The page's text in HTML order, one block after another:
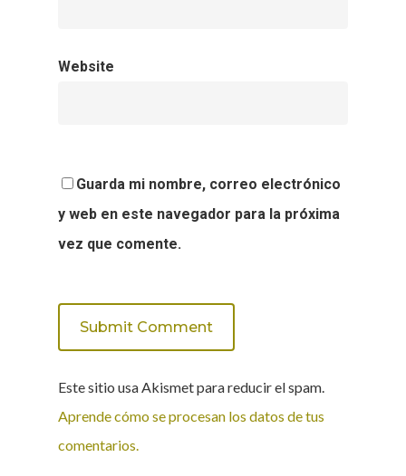
Website
Guarda mi nombre, correo electrónico
y web en este navegador para la próxima
vez que comente.
Este sitio usa Akismet para reducir el spam.
Aprende cómo se procesan los datos de tus
comentarios.